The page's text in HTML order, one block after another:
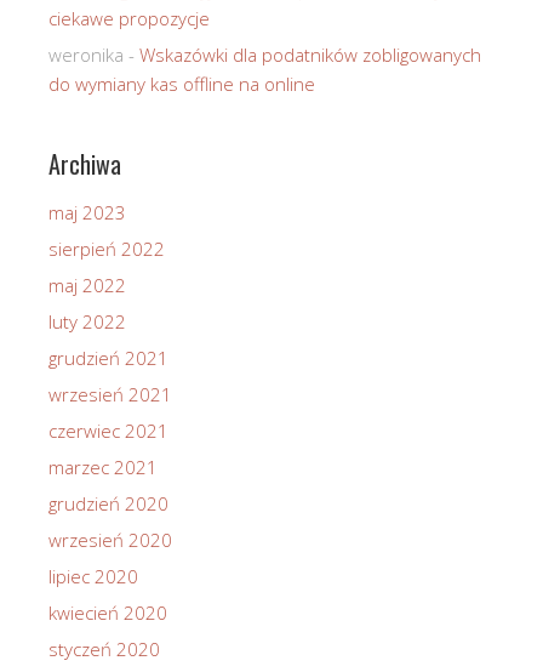
ciekawe propozycje
weronika - Wskazówki dla podatników zobligowanych
do wymiany kas offline na online
Archiwa
maj 2023
sierpień 2022
maj 2022
luty 2022
grudzień 2021
wrzesień 2021
czerwiec 2021
marzec 2021
grudzień 2020
wrzesień 2020
lipiec 2020
kwiecień 2020
styczeń 2020